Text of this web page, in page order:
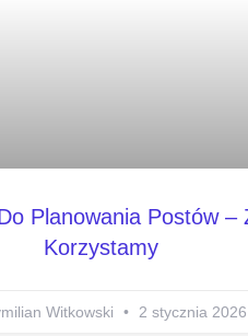
Planowania Postów –
Korzystamy
Witkowski 2 stycznia 2026